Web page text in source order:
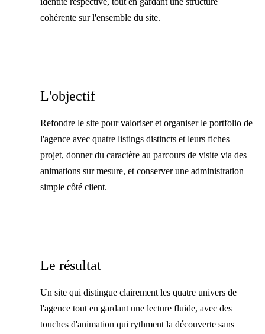
cohérente sur l'ensemble du site.
L'objectif
Refondre le site pour valoriser et organiser le portfolio de
l'agence avec quatre listings distincts et leurs fiches
projet, donner du caractère au parcours de visite via des
animations sur mesure, et conserver une administration
simple côté client.
Le résultat
Un site qui distingue clairement les quatre univers de
l'agence tout en gardant une lecture fluide, avec des
touches d'animation qui rythment la découverte sans